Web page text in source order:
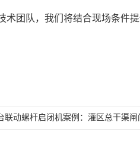
术团队，我们将结合现场条件
联动螺杆启闭机案例：灌区总干渠闸门同